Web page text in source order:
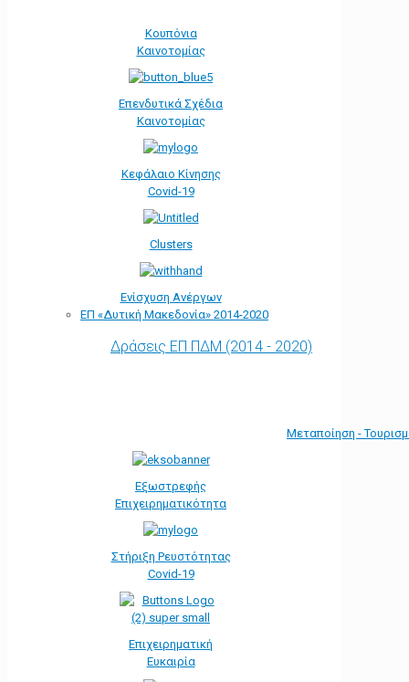
Κουπόνια
Καινοτομίας
Επενδυτικά Σχέδια
Καινοτομίας
Κεφάλαιο Κίνησης
Covid-19
Clusters
Ενίσχυση Ανέργων
ΕΠ «Δυτική Μακεδονία» 2014-2020
Δράσεις ΕΠ ΠΔΜ (2014 - 2020)
Μεταποίηση -
Εξωστρεφής
Επιχειρηματικότητα
Στήριξη Ρευστότητας
Covid-19
Επιχειρηματική
Ευκαιρία